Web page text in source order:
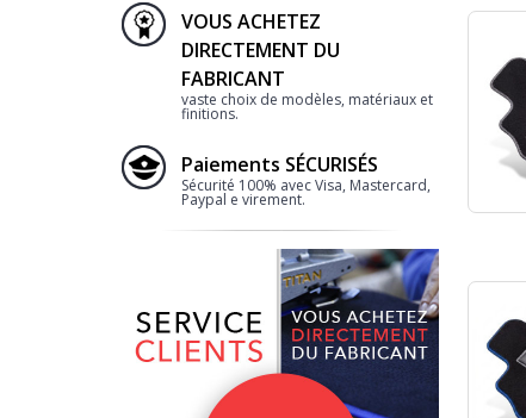
VOUS ACHETEZ
DIRECTEMENT DU
FABRICANT
vaste choix de modèles, matériaux et
finitions.
Paiements SÉCURISÉS
Sécurité 100% avec Visa, Mastercard,
Paypal e virement.